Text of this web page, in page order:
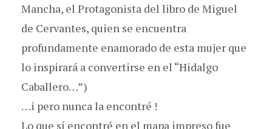
Mancha, el Protagonista del libro de Miguel
de Cervantes, quien se encuentra
profundamente enamorado de esta mujer que
lo inspirará a convertirse en el “Hidalgo
Caballero…”)
…i pero nunca la encontré !
Lo que sí encontré en el mapa impreso fue